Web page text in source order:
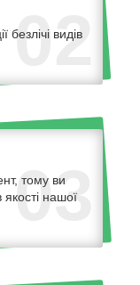
02
видів
03
тому ви
нашої